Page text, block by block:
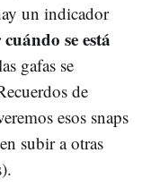
un indicador
se está
gafas se
de
esos snaps
subir a otras